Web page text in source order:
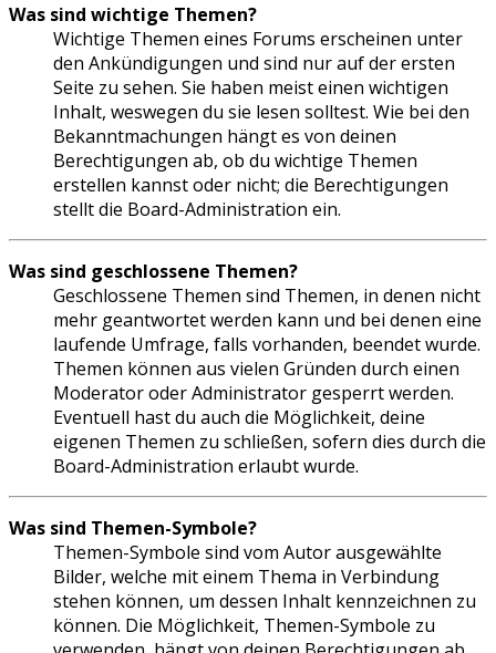
Was sind wichtige Themen?
Wichtige Themen eines Forums erscheinen unter
den Ankündigungen und sind nur auf der ersten
Seite zu sehen. Sie haben meist einen wichtigen
Inhalt, weswegen du sie lesen solltest. Wie bei den
Bekanntmachungen hängt es von deinen
Berechtigungen ab, ob du wichtige Themen
erstellen kannst oder nicht; die Berechtigungen
stellt die Board-Administration ein.
Was sind geschlossene Themen?
Geschlossene Themen sind Themen, in denen nicht
mehr geantwortet werden kann und bei denen eine
laufende Umfrage, falls vorhanden, beendet wurde.
Themen können aus vielen Gründen durch einen
Moderator oder Administrator gesperrt werden.
Eventuell hast du auch die Möglichkeit, deine
eigenen Themen zu schließen, sofern dies durch die
Board-Administration erlaubt wurde.
Was sind Themen-Symbole?
Themen-Symbole sind vom Autor ausgewählte
Bilder, welche mit einem Thema in Verbindung
stehen können, um dessen Inhalt kennzeichnen zu
können. Die Möglichkeit, Themen-Symbole zu